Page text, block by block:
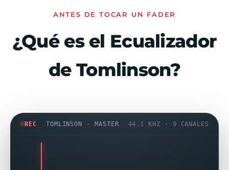
ANTES DE TOCAR UN FADER
¿Qué es el Ecualizador
de Tomlinson?
REC TOMLINSON · MASTER 44.1 KHZ · 9 CANALES